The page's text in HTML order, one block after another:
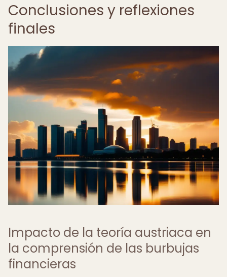
Conclusiones y reflexiones
finales
Impacto de la teoría austriaca en
la comprensión de las burbujas
financieras